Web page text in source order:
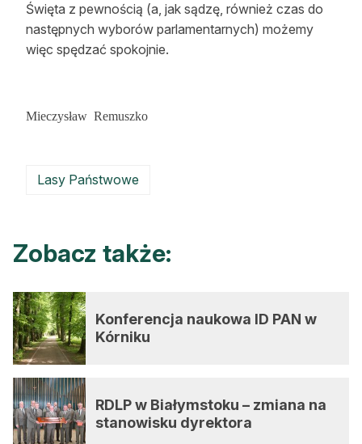
Święta z pewnością (a, jak sądzę, również czas do
następnych wyborów parlamentarnych) możemy
więc spędzać spokojnie.
Mieczysław Remuszko
Lasy Państwowe
Zobacz także:
Konferencja naukowa ID PAN w
Kórniku
RDLP w Białymstoku – zmiana na
stanowisku dyrektora